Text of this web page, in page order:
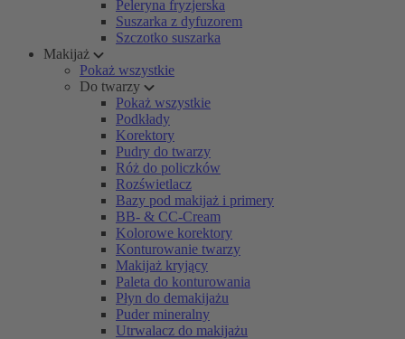
Peleryna fryzjerska
Suszarka z dyfuzorem
Szczotko suszarka
Makijaż
Pokaż wszystkie
Do twarzy
Pokaż wszystkie
Podkłady
Korektory
Pudry do twarzy
Róż do policzków
Rozświetlacz
Bazy pod makijaż i primery
BB- & CC-Cream
Kolorowe korektory
Konturowanie twarzy
Makijaż kryjący
Paleta do konturowania
Płyn do demakijażu
Puder mineralny
Utrwalacz do makijażu